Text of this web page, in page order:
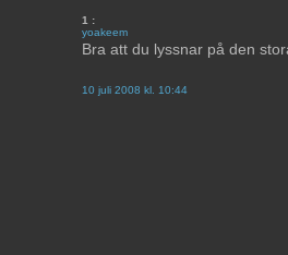
1 :
yoakeem
Bra att du lyssnar på den
10 juli 2008 kl. 10:44